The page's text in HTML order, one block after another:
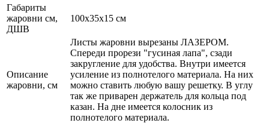
Габариты
жаровни см,
ДШВ
100x35x15 см
Описание
жаровни, см
Листы жаровни вырезаны ЛАЗЕРОМ.
Спереди прорези "гусиная лапа", сзади
закругление для удобства. Внутри имеется
усиление из полнотелого материала. На них
можно ставить любую вашу решетку. В углу
так же приварен держатель для кольца под
казан. На дне имеется колосник из
полнотелого материала.